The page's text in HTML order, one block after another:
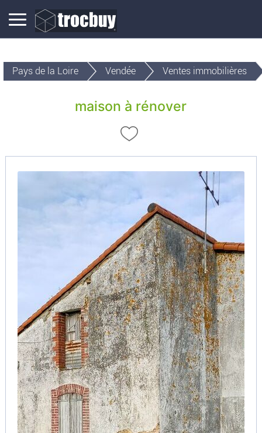
Pays de la Loire Vendée Ventes immobilières
maison à rénover